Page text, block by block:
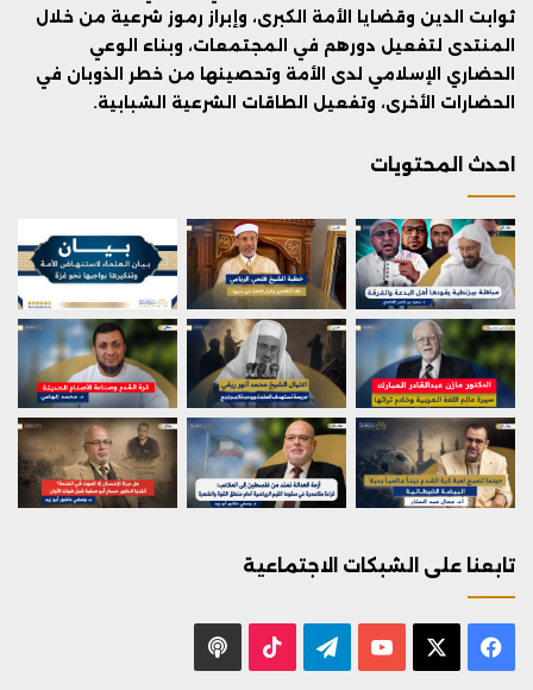
ثوابت الدين وقضايا الأمة الكبرى، وإبراز رموز شرعية من خلال
المنتدى لتفعيل دورهم في المجتمعات، وبناء الوعي
الحضاري الإسلامي لدى الأمة وتحصينها من خطر الذوبان في
الحضارات الأخرى، وتفعيل الطاقات الشرعية الشبابية.
احدث المحتويات
تابعنا على الشبكات الاجتماعية
فيسبوك يوتيوب تيلقرام ‫TikTok